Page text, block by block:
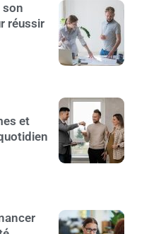
son
réussir
et